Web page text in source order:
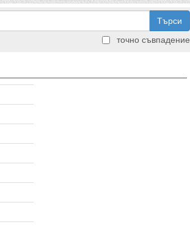
Търси
точно съвпадение